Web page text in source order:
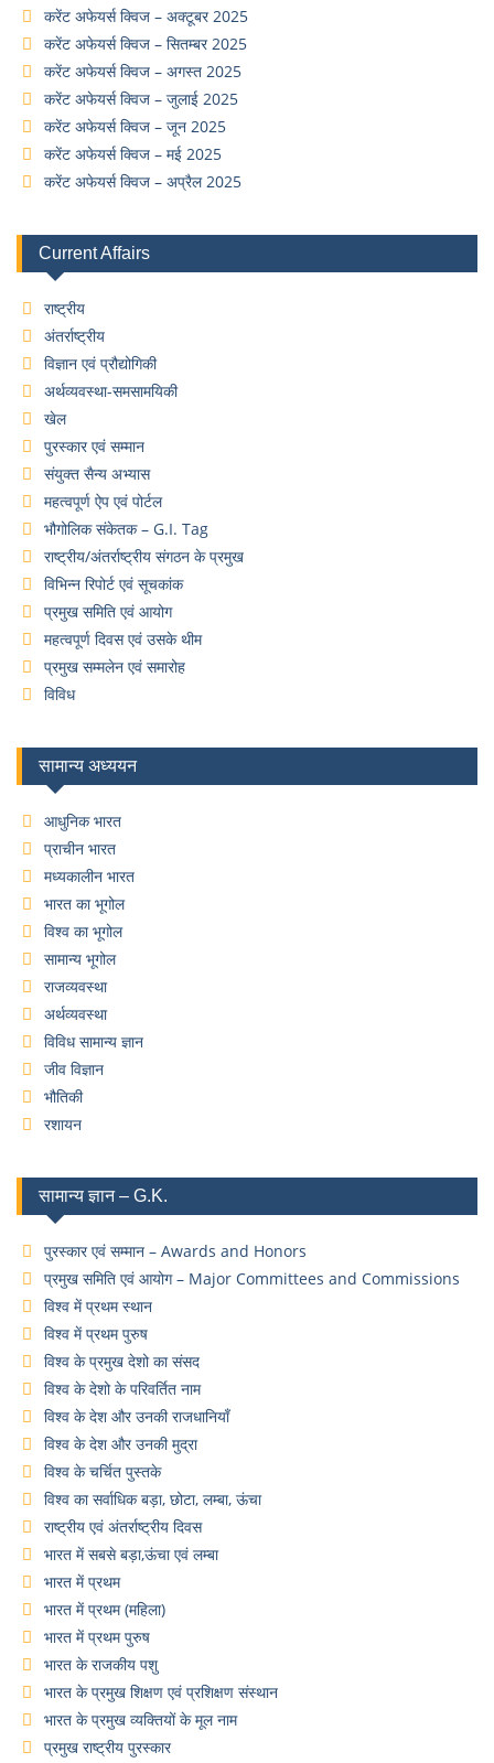
करेंट अफेयर्स क्विज – अक्टूबर 2025
करेंट अफेयर्स क्विज – सितम्बर 2025
करेंट अफेयर्स क्विज – अगस्त 2025
करेंट अफेयर्स क्विज – जुलाई 2025
करेंट अफेयर्स क्विज – जून 2025
करेंट अफेयर्स क्विज – मई 2025
करेंट अफेयर्स क्विज – अप्रैल 2025
Current Affairs
राष्ट्रीय
अंतर्राष्ट्रीय
विज्ञान एवं प्रौद्योगिकी
अर्थव्यवस्था-समसामयिकी
खेल
पुरस्कार एवं सम्मान
संयुक्त सैन्य अभ्यास
महत्वपूर्ण ऐप एवं पोर्टल
भौगोलिक संकेतक – G.I. Tag
राष्ट्रीय/अंतर्राष्ट्रीय संगठन के प्रमुख
विभिन्न रिपोर्ट एवं सूचकांक
प्रमुख समिति एवं आयोग
महत्वपूर्ण दिवस एवं उसके थीम
प्रमुख सम्मलेन एवं समारोह
विविध
सामान्य अध्ययन
आधुनिक भारत
प्राचीन भारत
मध्यकालीन भारत
भारत का भूगोल
विश्व का भूगोल
सामान्य भूगोल
राजव्यवस्था
अर्थव्यवस्था
विविध सामान्य ज्ञान
जीव विज्ञान
भौतिकी
रशायन
सामान्य ज्ञान – G.K.
पुरस्कार एवं सम्मान – Awards and Honors
प्रमुख समिति एवं आयोग – Major Committees and Commissions
विश्व में प्रथम स्थान
विश्व में प्रथम पुरुष
विश्व के प्रमुख देशो का संसद
विश्व के देशो के परिवर्तित नाम
विश्व के देश और उनकी राजधानियाँ
विश्व के देश और उनकी मुद्रा
विश्व के चर्चित पुस्तके
विश्व का सर्वाधिक बड़ा, छोटा, लम्बा, ऊंचा
राष्ट्रीय एवं अंतर्राष्ट्रीय दिवस
भारत में सबसे बड़ा,ऊंचा एवं लम्बा
भारत में प्रथम
भारत में प्रथम (महिला)
भारत में प्रथम पुरुष
भारत के राजकीय पशु
भारत के प्रमुख शिक्षण एवं प्रशिक्षण संस्थान
भारत के प्रमुख व्यक्तियों के मूल नाम
प्रमुख राष्ट्रीय पुरस्कार